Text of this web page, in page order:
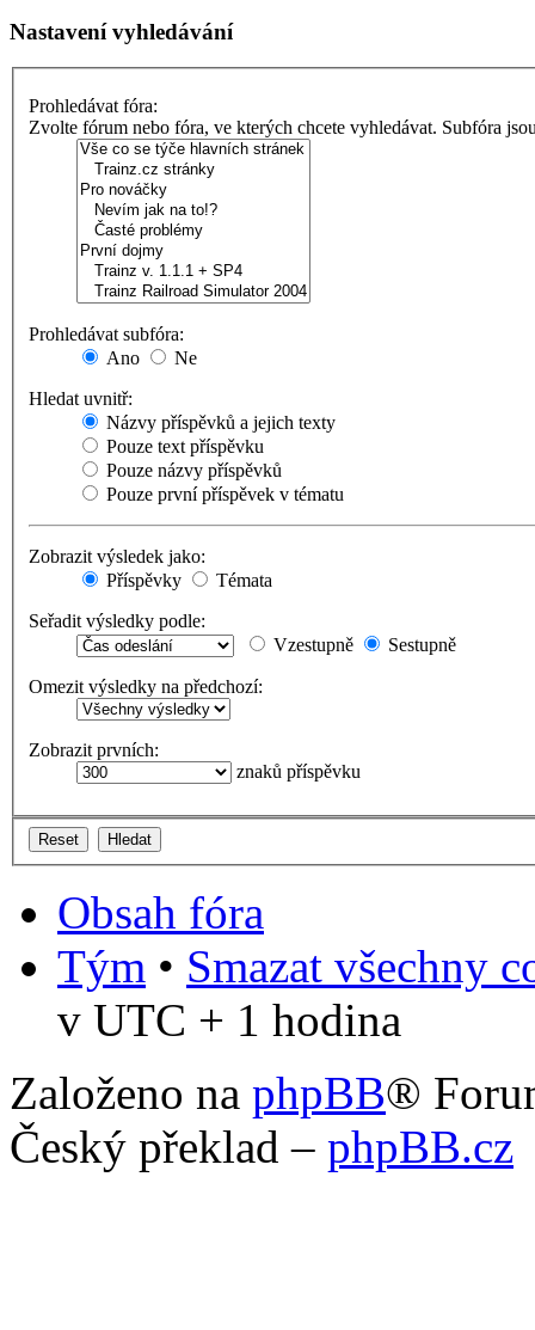
Nastavení vyhledávání
Prohledávat fóra:
Zvolte fórum nebo fóra, ve kterých chcete vyhledávat. Subfóra
Prohledávat subfóra:
Ano
Ne
Hledat uvnitř:
Názvy příspěvků a jejich texty
Pouze text příspěvku
Pouze názvy příspěvků
Pouze první příspěvek v tématu
Zobrazit výsledek jako:
Příspěvky
Témata
Seřadit výsledky podle:
Vzestupně
Sestupně
Omezit výsledky na předchozí:
Zobrazit prvních:
znaků příspěvku
Obsah fóra
Tým • Smazat všechny
v UTC + 1 hodina
Založeno na phpBB®
Český překlad – phpBB.cz